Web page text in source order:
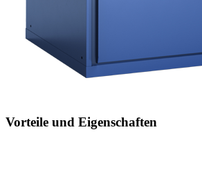
Vorteile und Eigenschaften